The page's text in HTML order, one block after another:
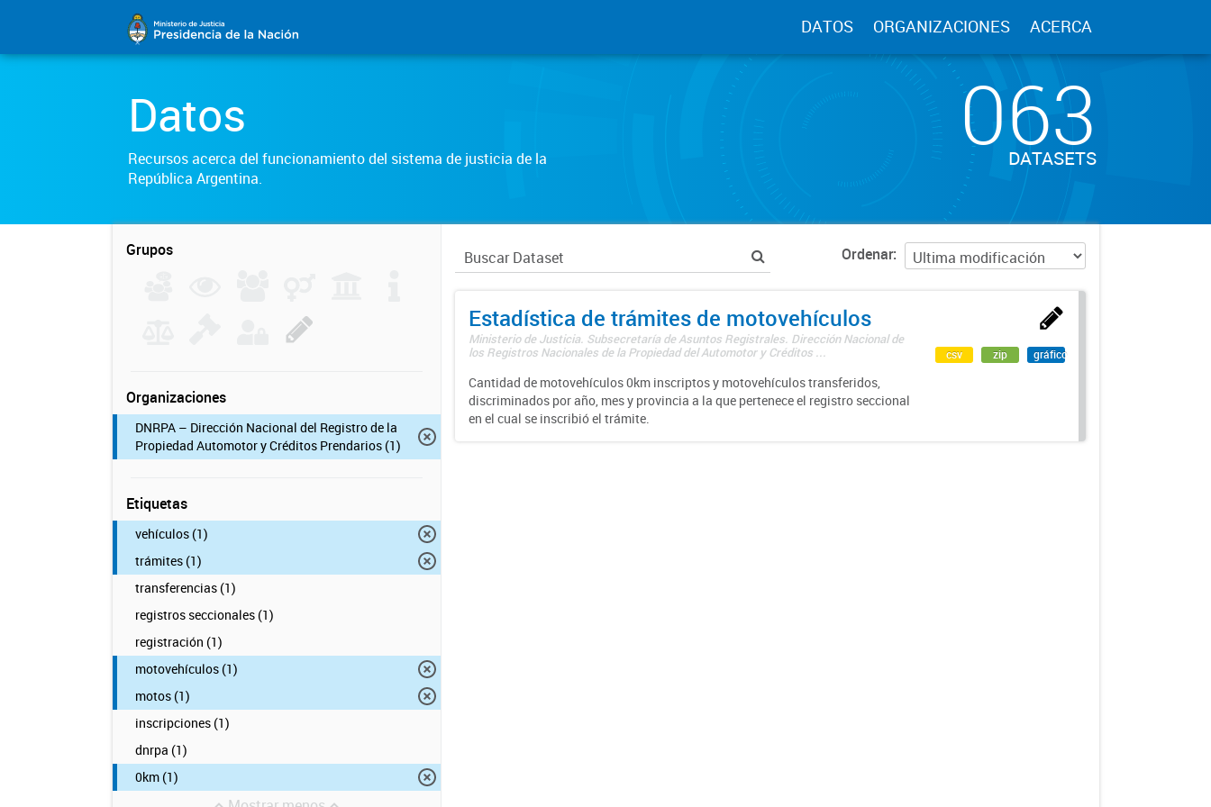
DATOS ORGANIZACIONES ACERCA
Datos
Recursos acerca del funcionamiento del sistema de justicia de la
República Argentina.
063
DATASETS
Grupos
Organizaciones
DNRPA – Dirección Nacional del Registro de la
Propiedad Automotor y Créditos Prendarios (1)
Etiquetas
vehículos (1)
trámites (1)
transferencias (1)
registros seccionales (1)
registración (1)
motovehículos (1)
motos (1)
inscripciones (1)
dnrpa (1)
0km (1)
Ordenar
Estadística de trámites de motovehículos
Ministerio de Justicia. Subsecretaría de Asuntos Registrales. Dirección Nacional de
los Registros Nacionales de la Propiedad del Automotor y Créditos ...
Cantidad de motovehículos 0km inscriptos y motovehículos transferidos,
discriminados por año, mes y provincia a la que pertenece el registro seccional
en el cual se inscribió el trámite.
csv zip gráfico